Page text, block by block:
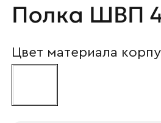
Полка ШВП
Цвет материала